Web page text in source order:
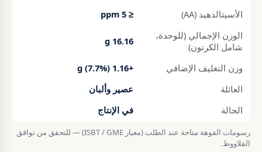
الأسيتالدهيد (AA)
≤ 5 ppm
الوزن الإجمالي (للوحدة،
شامل الكرتون)
16.16 g
وزن التغليف الإضافي
+1.16 g (7.7%)
العائلة
عصير وألبان
الحالة
في الإنتاج
رسومات الفوهة متاحة عند الطلب (معيار ISBT / GME) — للتحقق من توافق
القلاووظ.